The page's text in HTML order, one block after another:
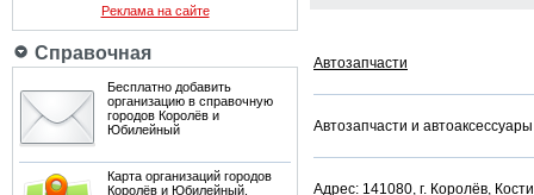
Реклама на сайте
Справочная
Бесплатно добавить
организацию в справочную
городов Королёв и
Юбилейный
Карта организаций городов
Королёв и Юбилейный.
Автозапчасти
Автозапчасти и автоаксессуары
Адрес: 141080, г. Королёв,